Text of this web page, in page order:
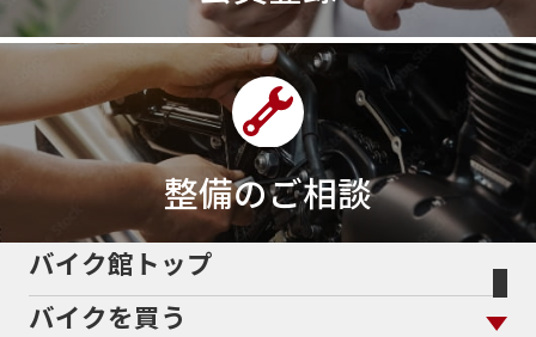
400ｃｃスポーツ400ｃｃモタード
43馬力464848ps4D94V 4ストローク
4ミニ4月4気筒5/31 5000円 500cc
50cc
50cc新車50cc限定50th Anniversary
50thAnniversary50th記念モデル50周年
50周年記念モデル5600シリーズ
5インチカラーTFT液晶5バルブ5月600cc
60Thモデル 60th
61馬力636cc
整備のご相談
バイク館トップ
バイクを買う